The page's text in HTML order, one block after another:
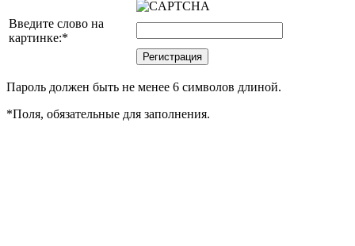
Введите слово на
картинке:*
Пароль должен быть не менее 6 символов длиной.
*Поля, обязательные для заполнения.